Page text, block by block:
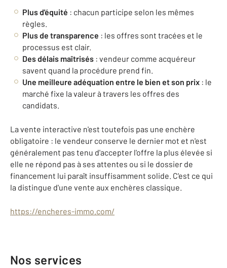
Plus d'équité : chacun participe selon les mêmes
règles.
Plus de transparence : les offres sont tracées et le
processus est clair.
Des délais maîtrisés : vendeur comme acquéreur
savent quand la procédure prend fin.
Une meilleure adéquation entre le bien et son prix : le
marché fixe la valeur à travers les offres des
candidats.
La vente interactive n'est toutefois pas une enchère
obligatoire : le vendeur conserve le dernier mot et n'est
généralement pas tenu d'accepter l'offre la plus élevée si
elle ne répond pas à ses attentes ou si le dossier de
financement lui paraît insuffisamment solide. C'est ce qui
la distingue d'une vente aux enchères classique.
https://encheres-immo.com/
Nos services